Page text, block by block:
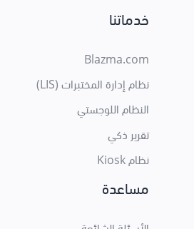
خدماتنا
Blazma.com
نظام إدارة المختبرات (LIS)
النظام اللوجستي
تقرير ذكي
نظام Kiosk
مساعدة